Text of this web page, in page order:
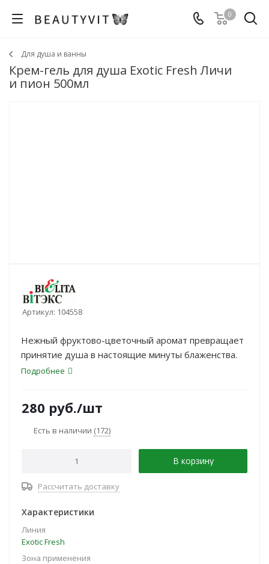
0
Для душа и ванны
Крем-гель для душа Exotic Fresh Личи
и пион 500мл
Артикул: 104558
Нежный фруктово-цветочный аромат превращает
принятие душа в настоящие минуты блаженства.
Подробнее
280 руб./шт
Есть в наличии (172)
В корзину
Рассчитать доставку
Характеристики
Линия
Exotic Fresh
Зона применения